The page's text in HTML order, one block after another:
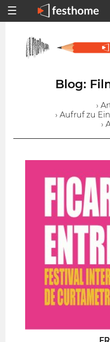
Blog:
›
› Aufruf zu
›